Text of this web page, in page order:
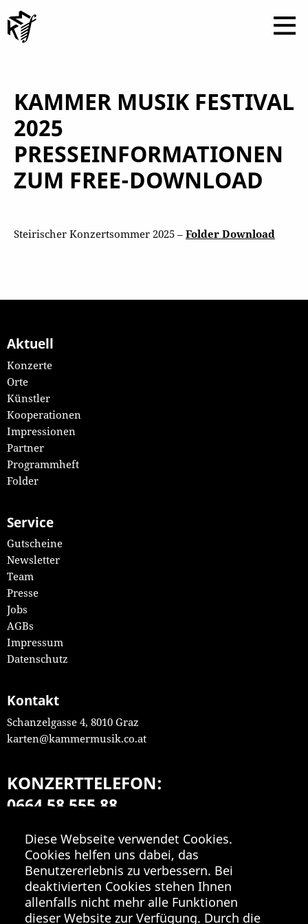
Diese Webseite verwendet Cookies.
Cookies helfen uns dabei, das
Benutzererlebnis zu verbessern. Bei
deaktivierten Cookies stehen Ihnen
allenfalls nicht mehr alle Funktionen
dieser Website zur Verfügung. Durch die
KAMMER MUSIK FESTIVAL
2025
PRESSEINFORMATIONEN
ZUM FREE-DOWNLOAD
Steirischer Konzertsommer 2025 –Folder Download
Aktuell
Konzerte
Orte
Künstler
Kooperationen
Impressionen
Partner
Programmheft
Folder
Service
Gutscheine
Newsletter
Team
Presse
Jobs
AGBs
Impressum
Datenschutz
Kontakt
Schanzelgasse 4, 8010 Graz
karten@kammermusik.co.at
KONZERTTELEFON:
0664 58 555 88
Mo-Fr 9:00-18:00